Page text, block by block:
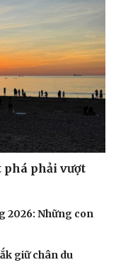
tình yêu
phá phải vượt
2026: Những con
giữ chân du